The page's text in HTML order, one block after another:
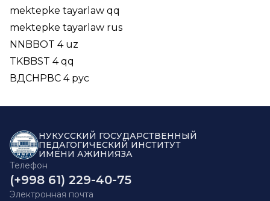
mektepke tayarlaw qq
mektepke tayarlaw rus
NNBBOT 4 uz
TKBBST 4 qq
ВДСНРВС 4 рус
НУКУССКИЙ ГОСУДАРСТВЕННЫЙ
ПЕДАГОГИЧЕСКИЙ ИНСТИТУТ
ИМЕНИ АЖИНИЯЗА
Телефон
(+998 61) 229-40-75
Электронная почта